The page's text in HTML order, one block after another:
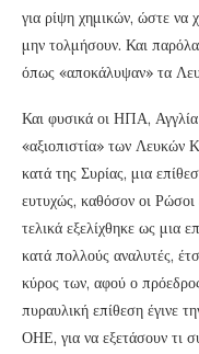
για ρίψη χημικών, ώστε να
μην τολμήσουν. Και παρόλα
όπως «αποκάλυψαν» τα
Και φυσικά οι ΗΠΑ,
«αξιοπιστία» των Λευκών
κατά της Συρίας, μια
ευτυχώς, καθόσον οι Ρώσοι
τελικά εξελίχθηκε ως μια
κατά πολλούς αναλυτές,
κύρος των, αφού ο
πυραυλική επίθεση έγινε
ΟΗΕ, για να εξετάσουν τι